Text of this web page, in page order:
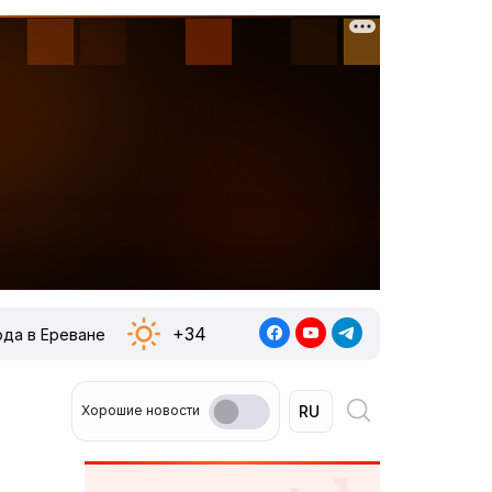
в Ереване +34
Хорошие новости